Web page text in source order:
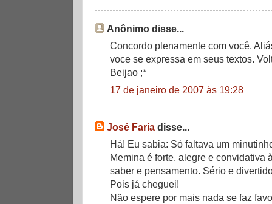
Anônimo disse...
Concordo plenamente com você.
voce se expressa em seus textos.
Beijao ;*
17 de janeiro de 2007 às 19:28
José Faria disse...
Há! Eu sabia: Só faltava um
Memina é forte, alegre e convidativa
saber e pensamento. Sério e
Pois já cheguei!
Não espere por mais nada se faz